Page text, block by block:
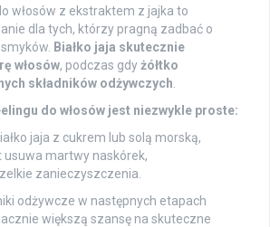
włosów z ekstraktem z jajka to
dla tych, którzy pragną zadbać o
Białko jaja skutecznie
włosów, podczas gdyżółtko
składników odżywczych
do włosów jest niezwykle proste:
jaja z cukrem lub solą morską,
usuwa martwy naskórek,
zanieczyszczenia.
odżywcze w następnych etapach
większą szansę na skuteczne